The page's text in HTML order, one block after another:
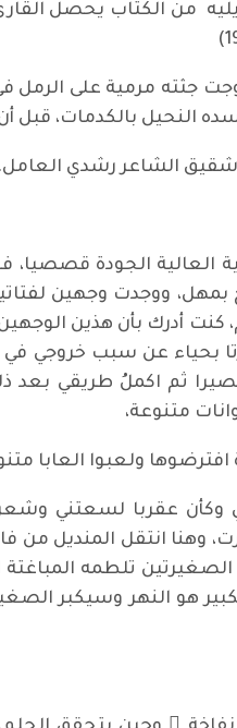
من الكتاب يحصل
مرمية على الرمل في
النحيل بالكدمات، قبل
الشاعر رشدي
العالية الجودة
ووجدت وجهين
أدرك بأن هذين
بحياء عن سبب خروجي في
متنوعة،
افترضوها ولعبوا العابا
وهنا انتقل المنديل من
تلطمه المباغتة
هو النهر وسيكبر